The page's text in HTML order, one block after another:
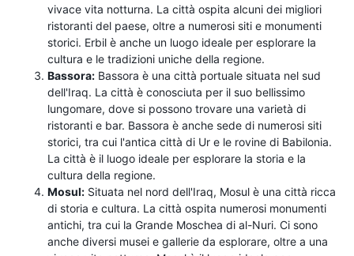
vivace vita notturna. La città ospita alcuni dei migliori
ristoranti del paese, oltre a numerosi siti e monumenti
storici. Erbil è anche un luogo ideale per esplorare la
cultura e le tradizioni uniche della regione.
Bassora: Bassora è una città portuale situata nel sud
dell'Iraq. La città è conosciuta per il suo bellissimo
lungomare, dove si possono trovare una varietà di
ristoranti e bar. Bassora è anche sede di numerosi siti
storici, tra cui l'antica città di Ur e le rovine di Babilonia.
La città è il luogo ideale per esplorare la storia e la
cultura della regione.
Mosul: Situata nel nord dell'Iraq, Mosul è una città ricca
di storia e cultura. La città ospita numerosi monumenti
antichi, tra cui la Grande Moschea di al-Nuri. Ci sono
anche diversi musei e gallerie da esplorare, oltre a una